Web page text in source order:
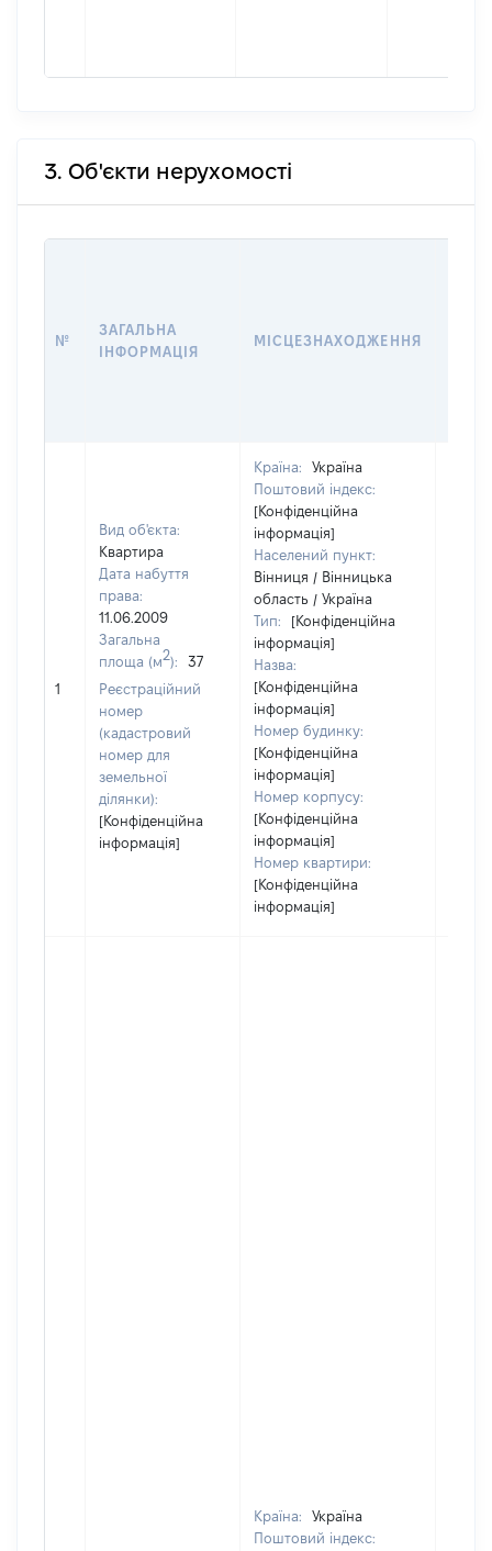
3. Об'єкти нерухомості
№
ЗАГАЛЬНА
ІНФОРМАЦІЯ
МІСЦЕЗНАХОДЖЕННЯ
1
Вид об'єкта:
Квартира
Дата набуття
права:
11.06.2009
Загальна
площа (м2):
37
Реєстраційний
номер
(кадастровий
номер для
земельної
ділянки):
[Конфіденційна
інформація]
Країна:
Україна
Поштовий індекс:
[Конфіденційна
інформація]
Населений пункт:
Вінниця / Вінницька
область / Україна
Тип:
[Конфіденційна
інформація]
Назва:
[Конфіденційна
інформація]
Номер будинку:
[Конфіденційна
інформація]
Номер корпусу:
[Конфіденційна
інформація]
Номер квартири:
[Конфіденційна
інформація]
Країна:
Україна
Поштовий індекс: